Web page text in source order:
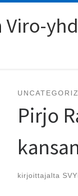
Viro-
Pirjo
kirjoittajalta